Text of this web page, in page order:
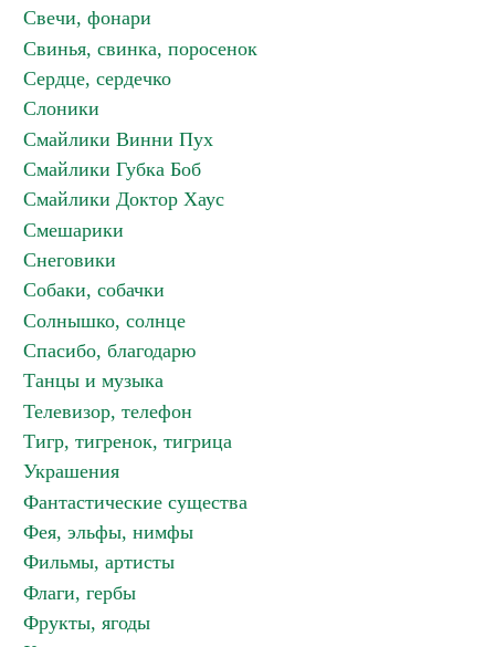
Свечи, фонари
Свинья, свинка, поросенок
Сердце, сердечко
Слоники
Смайлики Винни Пух
Смайлики Губка Боб
Смайлики Доктор Хаус
Смешарики
Снеговики
Собаки, собачки
Солнышко, солнце
Спасибо, благодарю
Танцы и музыка
Телевизор, телефон
Тигр, тигренок, тигрица
Украшения
Фантастические существа
Фея, эльфы, нимфы
Фильмы, артисты
Флаги, гербы
Фрукты, ягоды